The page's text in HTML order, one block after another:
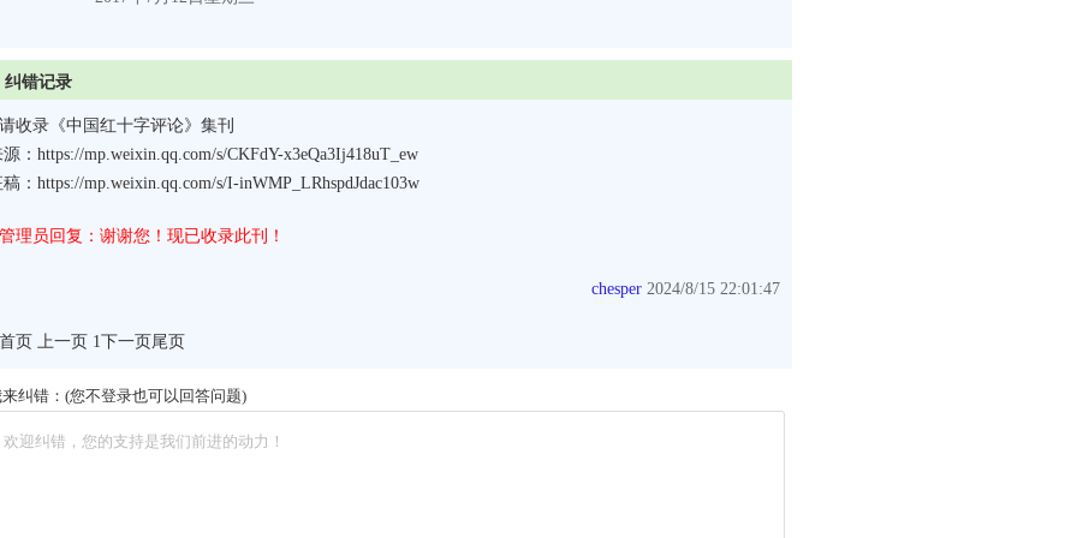
纠错记录
请收录《中国红十字评论》集刊
：https://mp.weixin.qq.com/s/CKFdY-x3eQa3Ij418uT_ew
：https://mp.weixin.qq.com/s/I-inWMP_LRhspdJdac103w
管理员回复：谢谢您！现已收录此刊！
chesper 2024/8/15 22:01:47
首页 上一页 1下一页尾页
纠错：(您不登录也可以回答问题)